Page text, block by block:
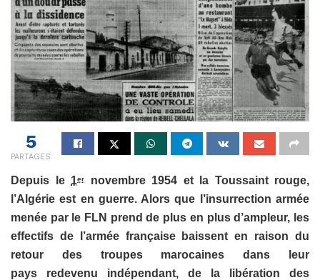
5
PARTAGES
Depuis le 1er novembre 1954 et la Toussaint rouge,
l’Algérie est en guerre. Alors que l’insurrection armée
menée par le FLN prend de plus en plus d’ampleur, les
effectifs de l’armée française baissent en raison du
retour des troupes marocaines dans leur
pays redevenu indépendant, de la libération des